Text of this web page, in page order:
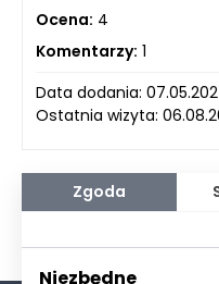
Ocena: 4
Komentarzy: 1
Data dodania:
Ostatnia wizyta:
Zgoda
Niezbędne